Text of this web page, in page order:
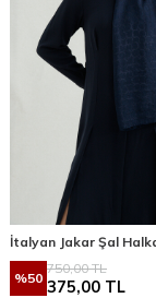
%50
750,00TL
375,00 TL